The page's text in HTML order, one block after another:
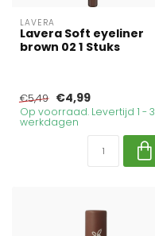
LAVERA
Lavera Soft eyeliner
brown 02 1 Stuks
€5,49 €4,99
Op voorraad. Levertijd 1 - 3
werkdagen